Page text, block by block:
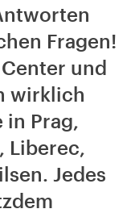
Fragen!
und
wirklich
in Prag,
Liberec,
Jedes